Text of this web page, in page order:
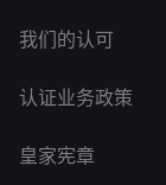
我们的认可
认证业务政策
皇家宪章